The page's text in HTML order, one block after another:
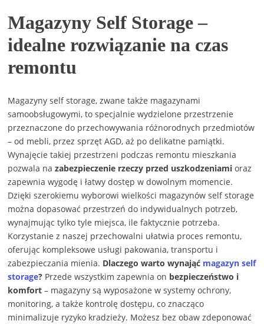
Magazyny Self Storage –
idealne rozwiązanie na czas
remontu
Magazyny self storage, zwane także magazynami
samoobsługowymi, to specjalnie wydzielone przestrzenie
przeznaczone do przechowywania różnorodnych przedmiotów
– od mebli, przez sprzęt AGD, aż po delikatne pamiątki.
Wynajęcie takiej przestrzeni podczas remontu mieszkania
pozwala nazabezpieczenie rzeczy przed uszkodzeniami oraz
zapewnia wygodę i łatwy dostęp w dowolnym momencie.
Dzięki szerokiemu wyborowi wielkości magazynów self storage
można dopasować przestrzeń do indywidualnych potrzeb,
wynajmując tylko tyle miejsca, ile faktycznie potrzeba.
Korzystanie z naszej przechowalni ułatwia proces remontu,
oferując kompleksowe usługi pakowania, transportu i
zabezpieczania mienia. Dlaczego warto wynająć magazyn self
storage? Przede wszystkim zapewnia on bezpieczeństwo i
komfort – magazyny są wyposażone w systemy ochrony,
monitoring, a także kontrolę dostępu, co znacząco
minimalizuje ryzyko kradzieży. Możesz bez obaw zdeponować